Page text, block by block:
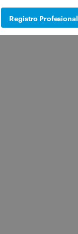
Registro Profesional